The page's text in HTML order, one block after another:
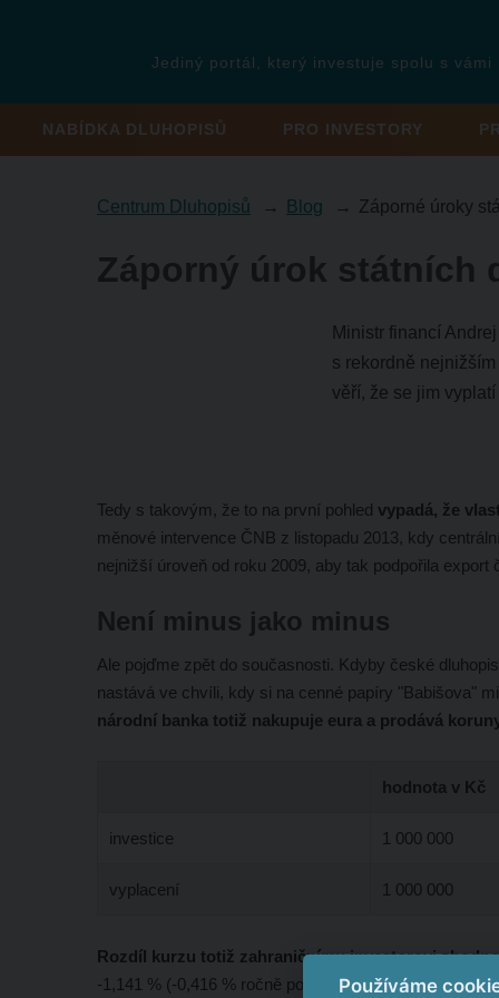
Jediný portál, který investuje spolu s vámi
NABÍDKA DLUHOPISŮ PRO INVESTORY
Centrum Dluhopisů Blog Záporné úroky
Záporný úrok státních
Ministr financí
s rekordně
věří, že se jim
Tedy s takovým, že to na první pohled vypadá, že
měnové intervence ČNB z listopadu 2013, kdy
nejnižší úroveň od roku 2009, aby tak podpořila export
Není minus jako minus
Ale pojďme zpět do současnosti. Kdyby české
nastává ve chvíli, kdy si na cenné papíry "Babišova"
národní banka totiž nakupuje eura a prodává
hodnota v Kč
investice 1 000 000
vyplacení 1 000 000
Rozdíl kurzu totiž zahraničnímu investorovi
-1,141 % (-0,416 % ročně po dobu 3 let) spadne jen na
Používáme